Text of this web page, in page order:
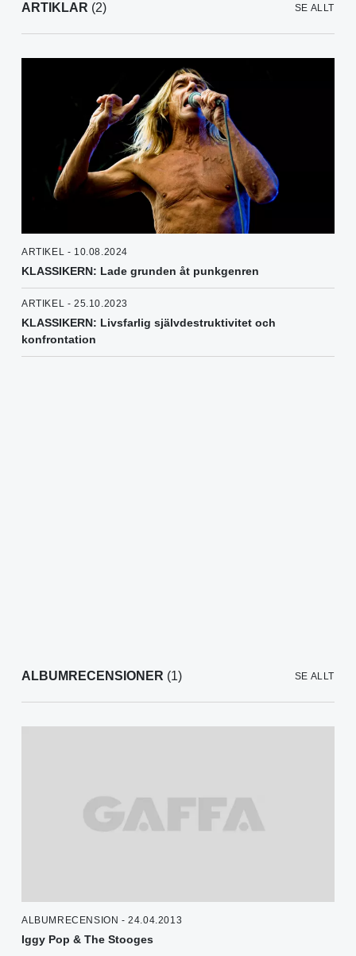
ARTIKLAR (2) SE ALLT
ARTIKEL - 10.08.2024
KLASSIKERN: Lade grunden åt punkgenren
ARTIKEL - 25.10.2023
KLASSIKERN: Livsfarlig självdestruktivitet och
konfrontation
ALBUMRECENSIONER (1) SE ALLT
ALBUMRECENSION - 24.04.2013
Iggy Pop & The Stooges